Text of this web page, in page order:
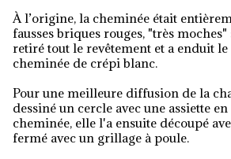
À l’origine, la cheminée était
fausses briques rouges, "très
retiré tout le revêtement et a enduit le
cheminée de crépi blanc.
Pour une meilleure diffusion de la
dessiné un cercle avec une assiette
cheminée, elle l'a ensuite découpé
fermé avec un grillage à poule.